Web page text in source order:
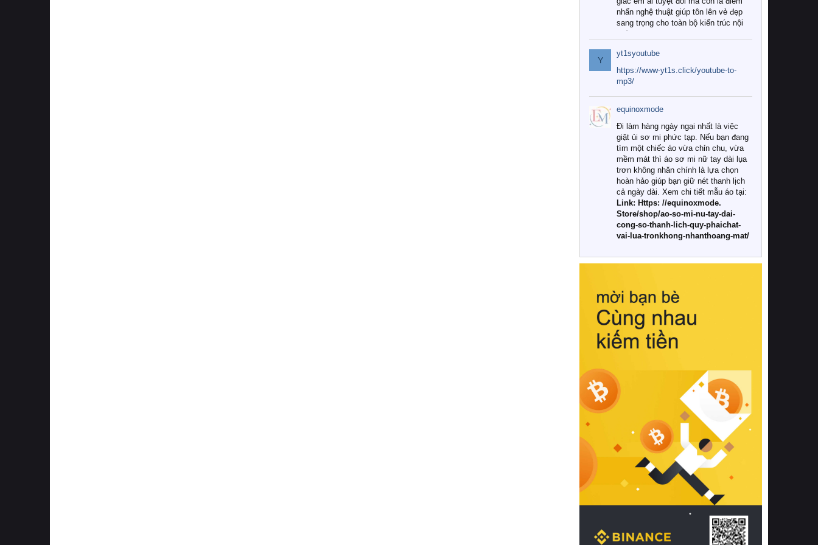
nhấn nghệ thuật giúp tôn lên vẻ đẹp
sang trọng cho toàn bộ kiến trúc nội
Tuy nhiên, giữa thị trường đa dạng
với vô vàn thương hiệu và mẫu mã
như hiện nay, làm thế nào để chọn
được những bộ chăn ga gối đệm cao
cấp thực sự chất lượng, phù hợp với
khí hậu và nhu cầu sử dụng của gia
đình? Hãy cùng chúng tôi đi tìm lời
giải đáp chi tiết qua bài viết dưới đây.
1. Tại sao các gia đình hiện đại lại ưa
chuộng chăn ga gối đệm cao cấp?
Khác với các dòng sản phẩm thông
thường, những bộ chăn ga gối đệm
cao cấp trải qua quy trình sản xuất
nghiêm ngặt từ khâu chọn lọc nguyên
liệu tự nhiên đến công nghệ dệt
nhuộm hiện đại không chứa hóa chất
này, bạn sẽ cảm nhận rõ rệt sự khác
hồi chuẩn xác của phần đệm nâng đỡ
cột sống.
Bên cạnh đó, việc lựa chọn các dòng
sản phẩm đạt chuẩn chất lượng quốc
tế còn giúp ngăn ngừa tình trạng kích
khuẩn và nấm mốc trong điều kiện
thời tiết nóng ẩm. Bạn có thể tìm hiểu
thêm các nghiên cứu khoa học về tác
động của giấc ngủ và môi trường
phòng ngủ đối với sức khỏe con
người tại Sleep Foundation (External
Link) để có cái nhìn toàn diện hơn.
2. Các tiêu chí vàng khi lựa chọn
chăn ga gối đệm cao cấp cho phòng
ngủ
Để sở hữu một bộ chăn ga gối đệm
cao cấp hoàn hảo cả về thẩm mỹ lẫn
công năng, người tiêu dùng cần cân
nhắc kỹ lưỡng các tiêu chí quan trọng
Y
yt1syoutube
https://www-yt1s.click/youtube-to-
mp3/
equinoxmode
Đi làm hàng ngày ngại nhất là việc
giặt ủi sơ mi phức tạp. Nếu bạn đang
tìm một chiếc áo vừa chỉn chu, vừa
mềm mát thì áo sơ mi nữ tay dài lụa
trơn không nhăn chính là lựa chọn
hoàn hảo giúp bạn giữ nét thanh lịch
cả ngày dài. Xem chi tiết mẫu áo tại:
Link: Https: //equinoxmode.
Store/shop/ao-so-mi-nu-tay-dai-
cong-so-thanh-lich-quy-phaichat-
vai-lua-tronkhong-nhanthoang-mat/